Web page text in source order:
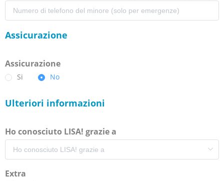
Assicurazione
Assicurazione
Si No
Ulteriori informazioni
Ho conosciuto LISA! grazie a
Extra